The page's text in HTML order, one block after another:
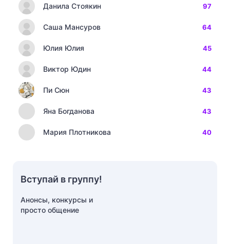
Данила Стоякин 97
Саша Мансуров 64
Юлия Юлия 45
Виктор Юдин 44
Пи Сюн 43
Яна Богданова 43
Мария Плотникова 40
Вступай в группу!
Анонсы, конкурсы и
просто общение